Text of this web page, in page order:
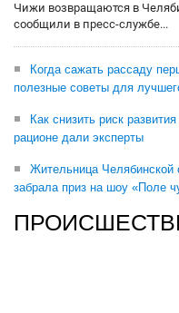
Чижи возвращаются в
сообщили в пресс-службе...
Когда сажать рассаду
полезные советы для
Как снизить риск
рационе дали эксперты
Жительница Челябинской
забрала приз на шоу «Поле